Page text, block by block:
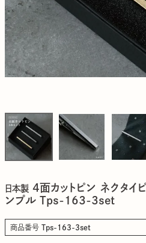
日本製 4面カットピン ネクタイ
ンプル Tps-163-3set
商品番号 Tps-163-3set